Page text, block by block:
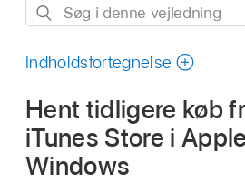
Søg
denne
Indholdsfortegnelse
Hent tidligere køb
iTunes Store i
Windows